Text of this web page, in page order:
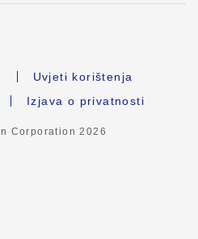
Uvjeti korištenja
Izjava o privatnosti
Corporation2026